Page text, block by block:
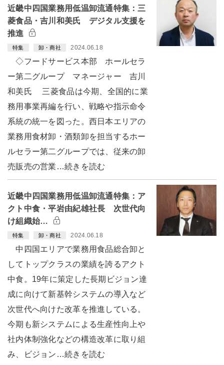
近畿中四国業務用低温卸流通特集：三
菱食品・吉川和美氏 デジタル支援を
推進
特集 卸・商社 2024.06.18
◇フードサービス本部 ホールセラ
ー第二グループ マネージャー 吉川
和美氏 三菱食品は今期、全国的に業
務用事業再編を行い、戦略や指示命令
系統の統一を図った。西日本エリアの
業務用食材卸・酒類卸を担当するホー
ルセラー第二グループでは、従来の卸
売販売の営業…続きを読む
近畿中四国業務用低温卸流通特集：ア
クト中食・平岩由紀雄社長 次世代向
け組織始…
特集 卸・商社 2024.06.18
中四国エリアで業務用食品総合卸と
してトップクラスの業績を誇るアクト
中食。19年に策定した長期ビジョン達
成に向けて新基幹システムの導入など
次世代へ向けた改革を推進している。
今期も新システムによる生産性向上や
社内体制強化などの構造改革に取り組
み、ビジョン…続きを読む